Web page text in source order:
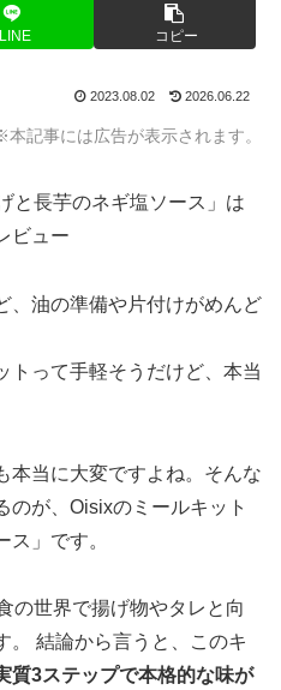
LINE コピー
2023.08.02 2026.06.22
本記事には広告が表示されます。
と長芋のネギ塩ソース」は
ビュー
、油の準備や片付けがめんど
トって手軽そうだけど、本当
本当に大変ですよね。そんな
のが、Oisixのミールキット
ス」です。
の世界で揚げ物やタレと向
。 結論から言うと、このキ
質3ステップで本格的な味が